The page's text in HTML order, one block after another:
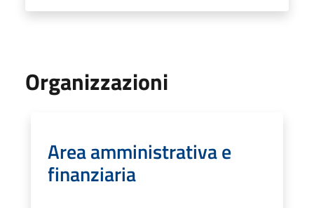
Organizzazioni
Area amministrativa e
finanziaria